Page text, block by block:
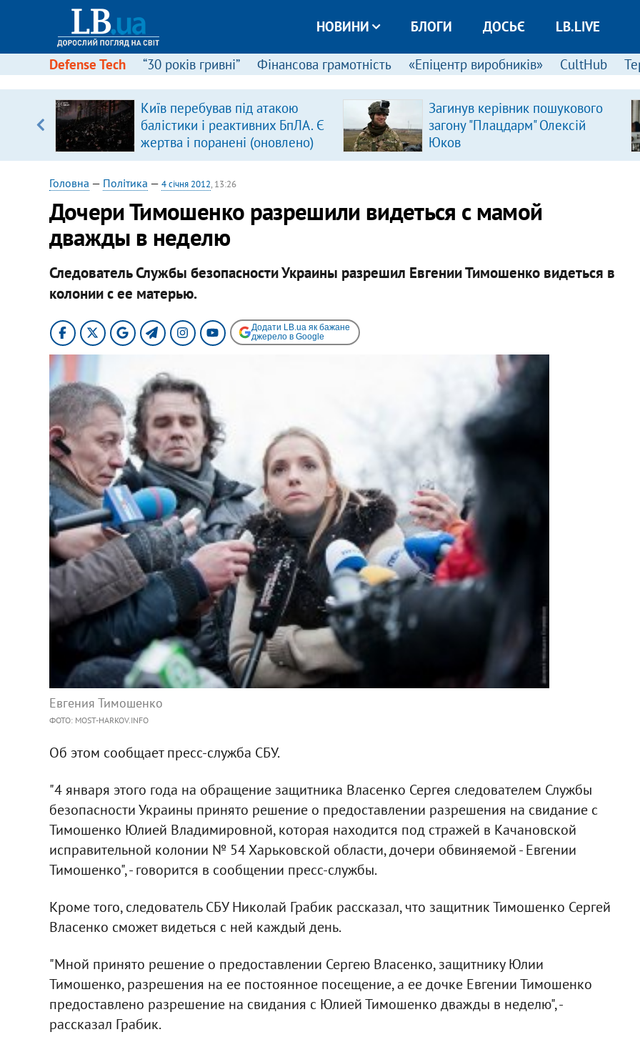
НОВИНИ БЛОГИ ДОСЬЄ LB.LIVE
Defense Tech “30 років гривні” Фінансова грамотність «Епіцентр виробників» CultHub
Київ перебував під атакою
балістики і реактивних БпЛА. Є
жертва і поранені (оновлено)
Загинув керівник пошукового
загону "Плацдарм" Олексій
Юков
Головна — Політика — 4 січня 2012, 13:26
Дочери Тимошенко разрешили видеться с мамой
дважды в неделю
Следователь Службы безопасности Украины разрешил Евгении Тимошенко видеться в
колонии с ее матерью.
Додати LB.ua як бажане
джерело в Google
Евгения Тимошенко
ФОТО: MOST-HARKOV.INFO
Об этом сообщает пресс-служба СБУ.
"4 января этого года на обращение защитника Власенко Сергея следователем Службы
безопасности Украины принято решение о предоставлении разрешения на свидание с
Тимошенко Юлией Владимировной, которая находится под стражей в Качановской
исправительной колонии № 54 Харьковской области, дочери обвиняемой - Евгении
Тимошенко", - говорится в сообщении пресс-службы.
Кроме того, следователь СБУ Николай Грабик рассказал, что защитник Тимошенко Сергей
Власенко сможет видеться с ней каждый день.
"Мной принято решение о предоставлении Сергею Власенко, защитнику Юлии
Тимошенко, разрешения на ее постоянное посещение, а ее дочке Евгении Тимошенко
предоставлено разрешение на свидания с Юлией Тимошенко дважды в неделю", -
рассказал Грабик.